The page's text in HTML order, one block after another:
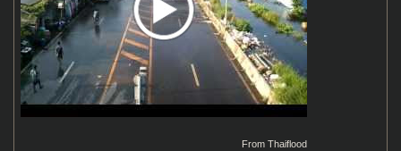
FromThaiflood